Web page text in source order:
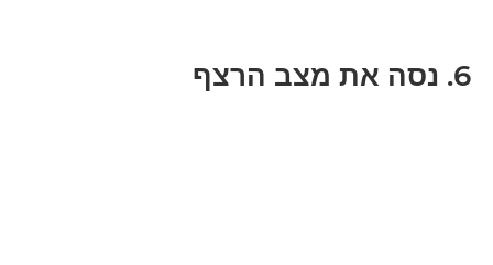
6. נסה את מצב הרצף